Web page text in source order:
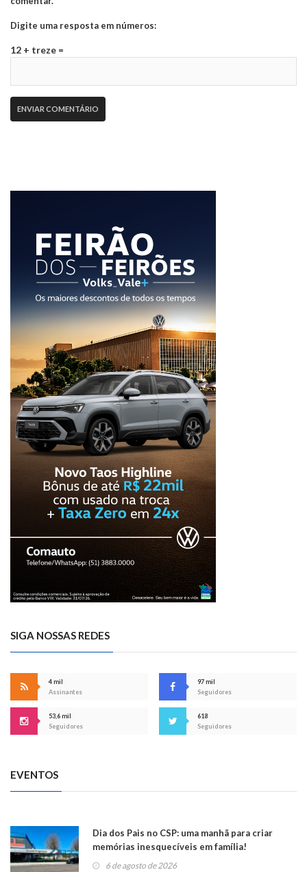
Digite uma resposta em números:
12 + treze =
SIGA NOSSAS REDES
4 mil
Assinantes
97 mil
Seguidores
53,6 mil
Seguidores
618
Seguidores
EVENTOS
Dia dos Pais no CSP: uma manhã para criar
memórias inesquecíveis em família!
6 de agosto de 2026